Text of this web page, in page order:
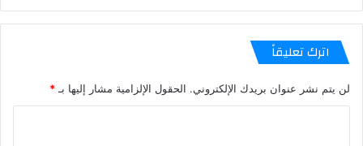
اترك تعليقاً
لن يتم نشر عنوان بريدك الإلكتروني. الحقول الإلزامية مشار إليها بـ*